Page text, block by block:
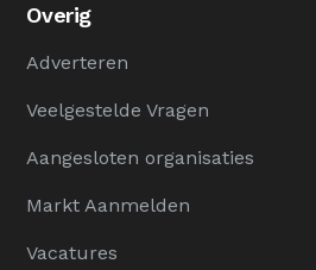
Overig
Adverteren
Veelgestelde Vragen
Aangesloten organisaties
Markt Aanmelden
Vacatures